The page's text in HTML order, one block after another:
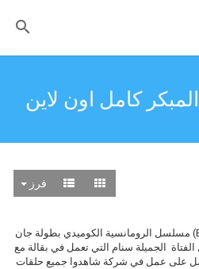
كامل اون لاين
فرز
مسلسل طائر الصباح (Erkenci Küş) مسلسل الرومانسية الكوميدي بطولة جان
الجميلة سنام التي تعمل في بقالة مع
على عمل في شركة شاهدوا جميع حلقات